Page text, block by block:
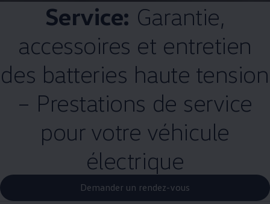
Service: Garantie,
accessoires et entretien
des batteries haute tension
– Prestations de service
pour votre véhicule
électrique
Demander un rendez-vous